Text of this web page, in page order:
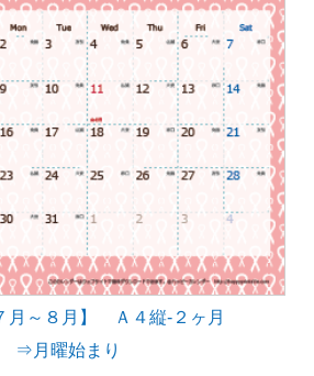
月～８月】 Ａ４縦-２ヶ月
⇒月曜始まり